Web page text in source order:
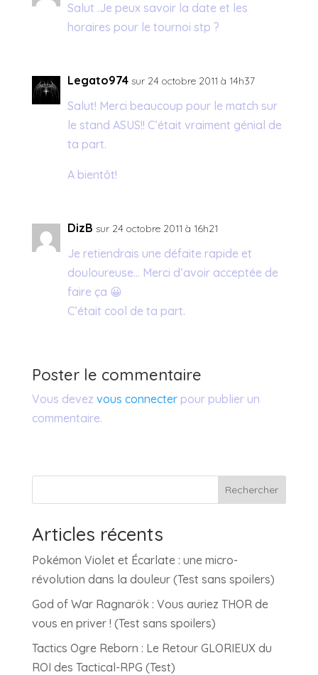
Salut .Je peux savoir la date et les
horaires pour le tournoi stp ?
Legato974 sur 24 octobre 2011 à 14h37
Salut! Merci beaucoup pour le match sur
le stand ASUS!! C’était vraiment génial de
ta part.
A bientôt!
DizB sur 24 octobre 2011 à 16h21
Je retiendrais une défaite rapide et
douloureuse… Merci d’avoir acceptée de
faire ça 😀
C’était cool de ta part.
Poster le commentaire
Vous devez vous connecterpour publier un
commentaire.
Rechercher
Articles récents
Pokémon Violet et Écarlate : une micro-
révolution dans la douleur (Test sans spoilers)
God of War Ragnarök : Vous auriez THOR de
vous en priver ! (Test sans spoilers)
Tactics Ogre Reborn : Le Retour GLORIEUX du
ROI des Tactical-RPG (Test)